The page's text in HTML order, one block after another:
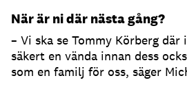
När är ni där nästa gång?
– Vi ska se Tommy Körberg
säkert en vända innan dess
som en familj för oss, säger